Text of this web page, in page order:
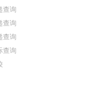
查询
查询
查询
查询